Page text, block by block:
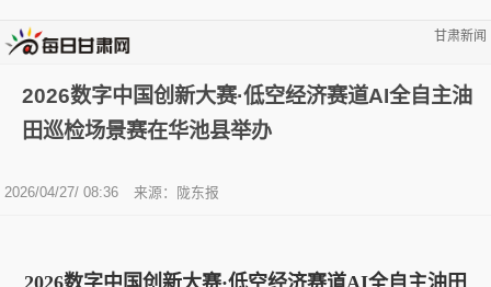
甘肃新闻
2026数字中国创新大赛·低空经济赛道AI全自主油
田巡检场景赛在华池县举办
2026/04/27/ 08:36 来源：陇东报
2026数字中国创新大赛·低空经济赛道AI全自主油田